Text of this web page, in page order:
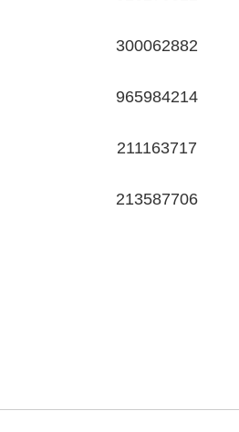
300062882
965984214
211163717
213587706